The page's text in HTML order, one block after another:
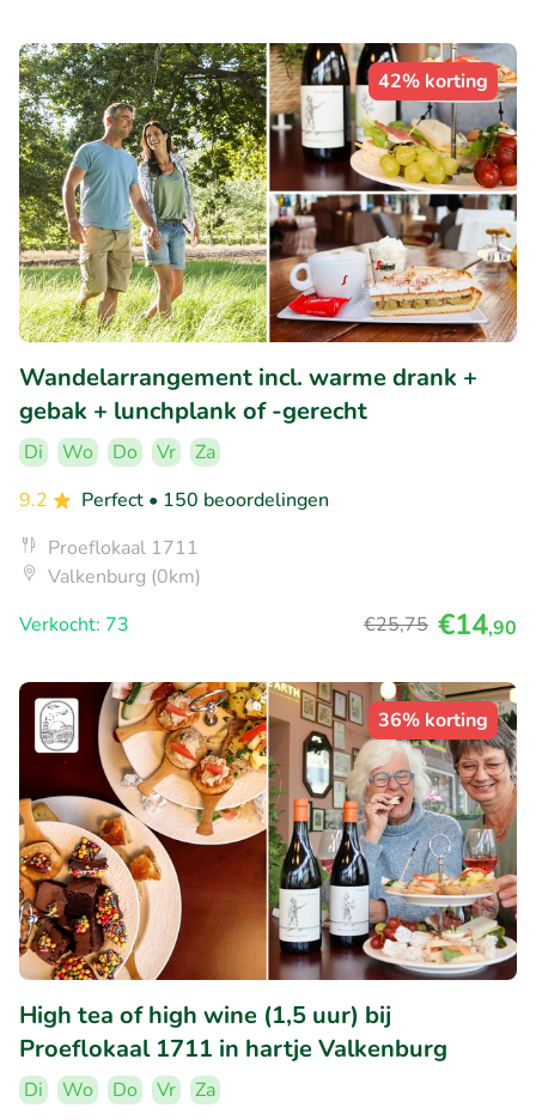
42% korting
Wandelarrangement incl. warme drank +
gebak + lunchplank of -gerecht
Di Wo Do Vr
Za
9.2
Perfect • 150 beoordelingen
Proeflokaal 1711
Valkenburg (0km)
Verkocht: 73
€25,75 €14,90
36% korting
High tea of high wine (1,5 uur) bij
Proeflokaal 1711 in hartje Valkenburg
Di Wo Do Vr Za